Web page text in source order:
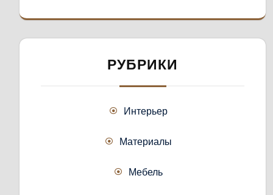
РУБРИКИ
Интерьер
Материалы
Мебель